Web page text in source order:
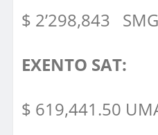
$ 2’298,843
EXENTO SAT:
$ 619,441.50